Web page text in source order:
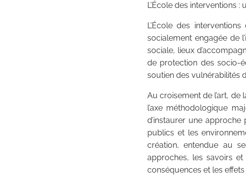
L’École des interventions
L’École des
socialement engagée de
sociale, lieux
de protection des socio-
soutien des vulnérabilités
Au croisement de l’art, de
l’axe méthodologique
d’instaurer une
publics et les
création, entendue au
approches, les savoirs
conséquences et les effets